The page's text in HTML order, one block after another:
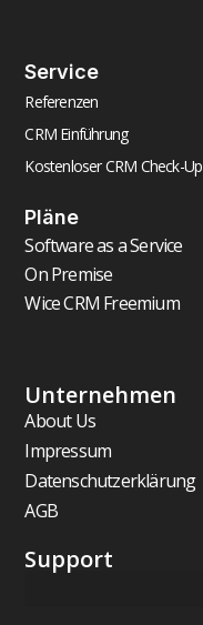
Service
Referenzen
CRM Einführung
Kostenloser CRM Check-Up
Pläne
Software as a Service
On Premise
Wice CRM Freemium
Unternehmen
About Us
Impressum
Datenschutzerklärung
AGB
Support